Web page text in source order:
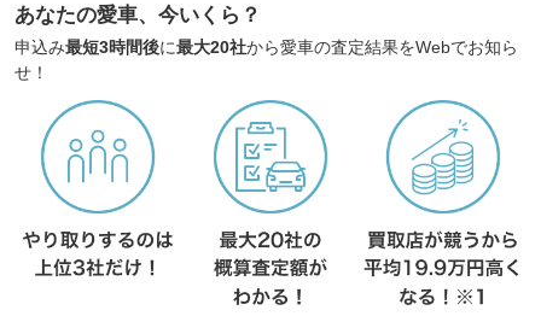
あなたの愛車、今いくら？
申込み最短3時間後に最大20社から愛車の査定結果をWebでお知ら
せ！